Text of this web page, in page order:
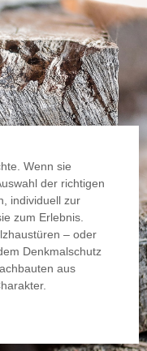
Wenn sie
der richtigen
individuell zur
zum Erlebnis.
– oder
Denkmalschutz
aus